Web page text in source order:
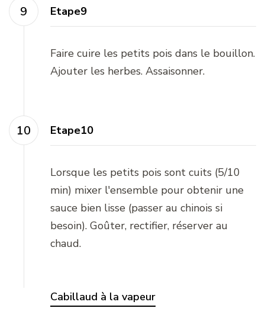
Etape9
Faire cuire les petits pois dans le bouillon.
Ajouter les herbes. Assaisonner.
Etape10
Lorsque les petits pois sont cuits (5/10
min) mixer l'ensemble pour obtenir une
sauce bien lisse (passer au chinois si
besoin). Goûter, rectifier, réserver au
chaud.
Cabillaud à la vapeur